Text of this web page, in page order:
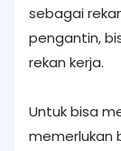
sebagai
pengantin,
rekan kerja.
Untuk bisa
memerlukan